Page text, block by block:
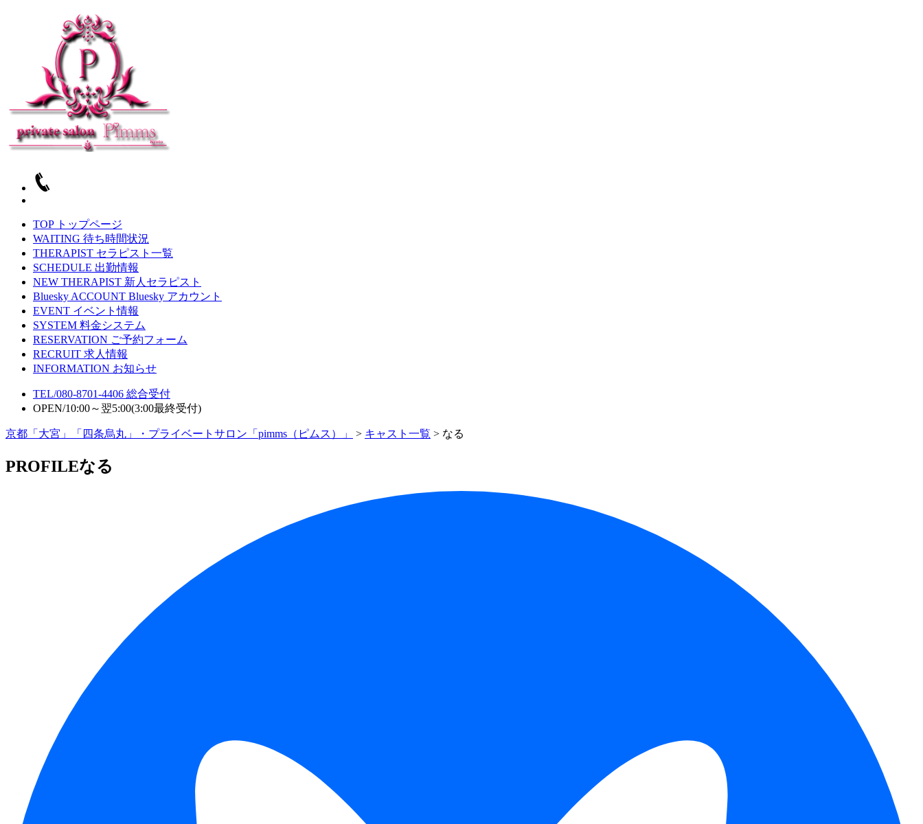
TOP トップページ
WAITING 待ち時間状況
THERAPIST セラピスト一覧
SCHEDULE 出勤情報
NEW THERAPIST 新人セラピスト
Bluesky ACCOUNT Bluesky アカウント
EVENT イベント情報
SYSTEM 料金システム
RESERVATION ご予約フォーム
RECRUIT 求人情報
INFORMATION お知らせ
TEL/080-8701-4406 総合受付
OPEN/10:00～翌5:00(3:00最終受付)
京都「大宮」「四条烏丸」・プライベートサロン「pimms（ピムス）」 > キャスト一覧 > なる
PROFILEなる